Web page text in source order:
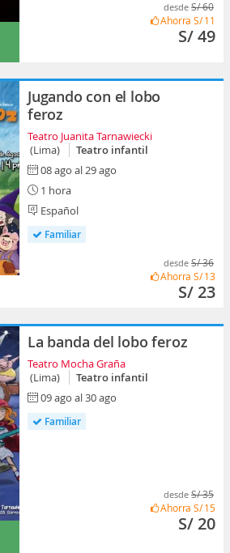
desde S/ 60
Ahorra S/ 11
S/ 49
Jugando con el lobo
feroz
Teatro Juanita Tarnawiecki
(Lima)
Teatro infantil
08 ago al 29 ago
1 hora
Español
Familiar
desde S/ 36
Ahorra S/ 13
S/ 23
La banda del lobo feroz
Teatro Mocha Graña
(Lima)
Teatro infantil
09 ago al 30 ago
Familiar
desde S/ 35
Ahorra S/ 15
S/ 20